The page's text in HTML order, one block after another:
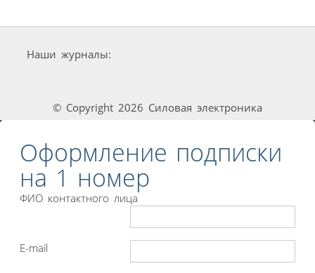
Наши журналы:
© Copyright 2026 Силовая электроника
Оформление подписки
на 1 номер
ФИО контактного лица
E-mail